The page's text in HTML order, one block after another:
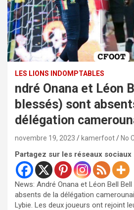
LES LIONS INDOMPTABLES
ndré Onana et Léon
blessés) sont
délégation
novembre 19, 2023 kamerfoot No
Partagez sur les réseaux sociaux
News: André Onana et Léon Bell
absents de la délégation
Lybie. Les deux joueurs ont rejoint